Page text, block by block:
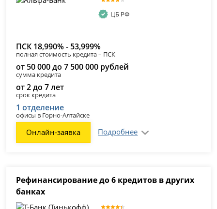
ЦБ РФ
ПСК 18,990% - 53,999%
полная стоимость кредита – ПСК
от 50 000 до 7 500 000 рублей
сумма кредита
от 2 до 7 лет
срок кредита
1 отделение
офисы в Горно-Алтайске
Онлайн-заявка Подробнее
Рефинансирование до 6 кредитов в других
банках